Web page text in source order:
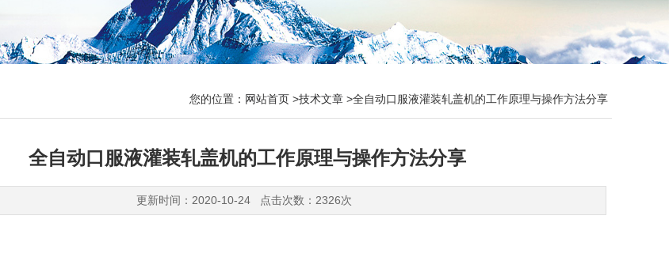
您的位置： 网站首页 >技术文章 >全自动口服液灌装轧盖机的工作原理与操作方法分享
全自动口服液灌装轧盖机的工作原理与操作方法分享
更新时间：2020-10-24 点击次数：2326次